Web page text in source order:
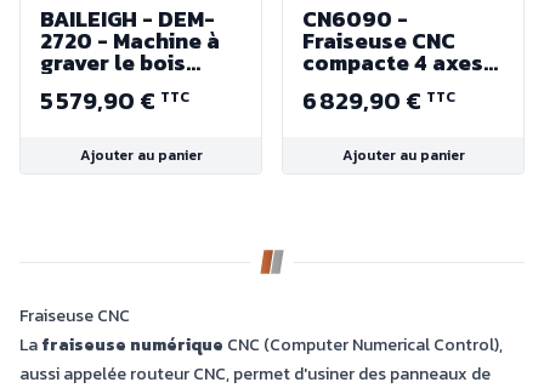
BAILEIGH - DEM-
2720 - Machine à
graver le bois
200W - 230 V -
Zone de travail
5 579,90 € TTC
Ajouter au panier
CN6090 -
Fraiseuse CNC
compacte 4 axes
2200 W - Table
900x600x200mm
6 829,90 € TTC
Ajouter au panier
Fraiseuse CNC
Lafraiseuse numérique CNC (Computer Numerical Control),
aussi appelée routeur CNC, permet d'usiner des panneaux de